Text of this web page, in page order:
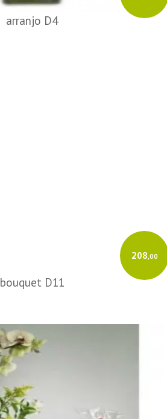
arranjo D4
208,00
bouquet D11